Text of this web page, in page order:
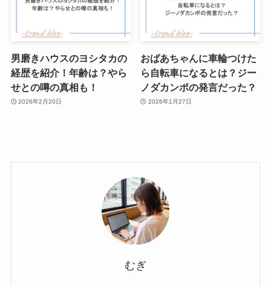
男磨きハウスのヨシタカの
経歴を紹介！年齢は？やら
せとの噂の真相も！
2026年2月20日
おばあちゃんに車輪つけた
ら自転車になるとは？ジー
ノダカンポの発言だった？
2026年1月27日
むぎ